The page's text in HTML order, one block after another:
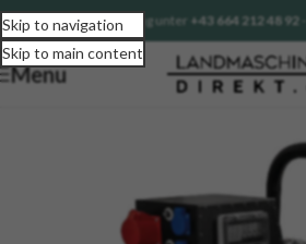
Skip to navigation
Skip to main content
Sofortberatung unter +43 664 212 48 92
Menu